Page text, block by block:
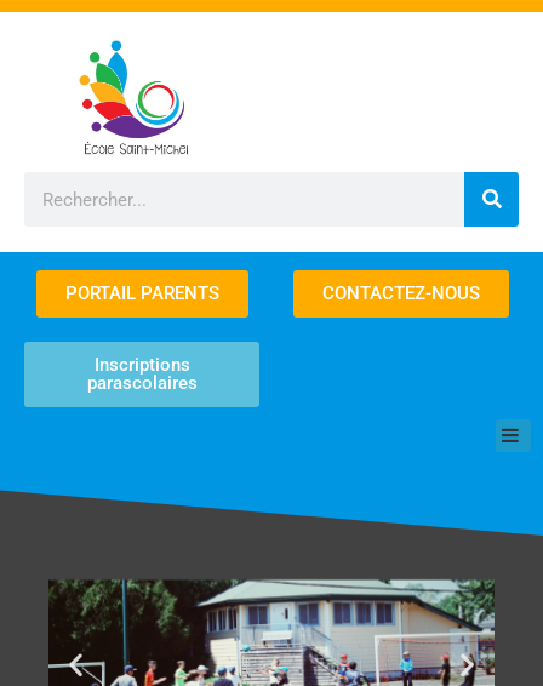
Aller
Rechercher
PORTAIL PARENTS
Inscriptions
parascolaires
CONTACTEZ-NOUS